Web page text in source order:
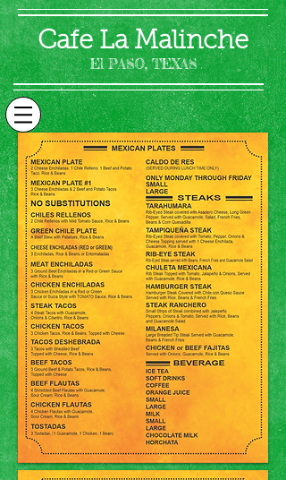
Cafe La Malinche
El PASO, TEXAS